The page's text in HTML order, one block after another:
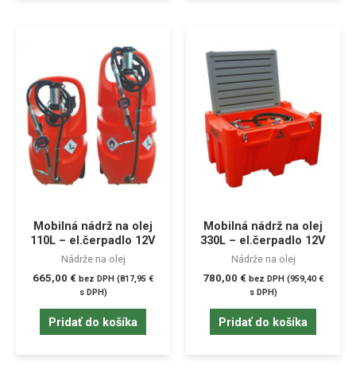
Mobilná nádrž na olej
110L – el.čerpadlo 12V
Nádrže na olej
665,00 € bez DPH (817,95 €
s DPH)
Pridať do košíka
Mobilná nádrž na olej
330L – el.čerpadlo 12V
Nádrže na olej
780,00 € bez DPH (959,40€
s DPH)
Pridať do košíka